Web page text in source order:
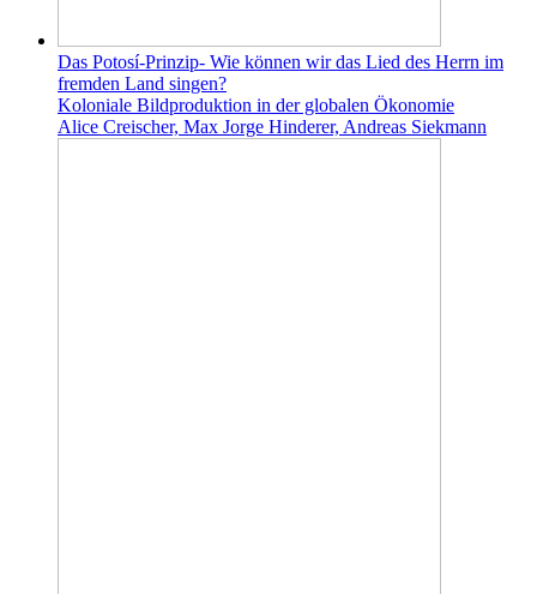
Das Potosí-Prinzip- Wie können wir das Lied des Herrn im
fremden Land singen?
Koloniale Bildproduktion in der globalen Ökonomie
Alice Creischer, Max Jorge Hinderer, Andreas Siekmann